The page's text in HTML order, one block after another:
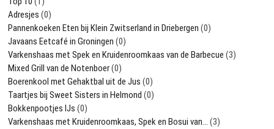
Adresjes (0)
Pannenkoeken Eten bij Klein Zwitserland in Driebergen (0)
Javaans Eetcafé in Groningen (0)
Varkenshaas met Spek en Kruidenroomkaas van de Barbecue (3)
Mixed Grill van de Notenboer(0)
Boerenkool met Gehaktbal uit de Jus (0)
Taartjes bij Sweet Sisters in Helmond (0)
Bokkenpootjes IJs (0)
Varkenshaas met Kruidenroomkaas, Spek en Bosui van… (3)